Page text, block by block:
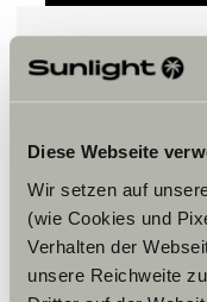
Diese Webseite
Wir setzen auf
(wie Cookies und
Verhalten der
unsere Reichweite